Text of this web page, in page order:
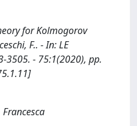
for Kolmogorov
F.. - In: LE
3505. - 75:1(2020), pp.